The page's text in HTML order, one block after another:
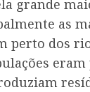
grande
as
perto dos
eram